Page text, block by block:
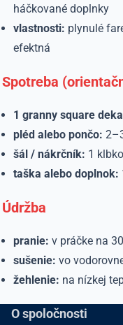
háčkované doplnky
vlastnosti: plynulé
efektná
Spotreba
1 granny square
pléd alebo pončo:
šál / nákrčník: 1 klbko
taška alebo doplnok:
Údržba
pranie: v práčke na
sušenie: vo
žehlenie: na nízkej
O spoločnosti